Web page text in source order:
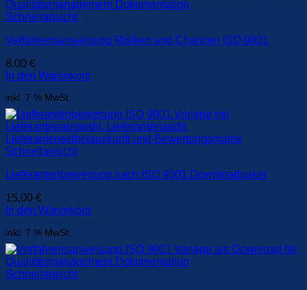
Schnellansicht
Verfahrensanweisung Risiken und Chancen ISO 9001
8,00 €
In den Warenkorb
inkl. 7 % MwSt.
Schnellansicht
Lieferantenbewertung nach ISO 9001 Downloadpaket
15,00 €
In den Warenkorb
inkl. 7 % MwSt.
Schnellansicht